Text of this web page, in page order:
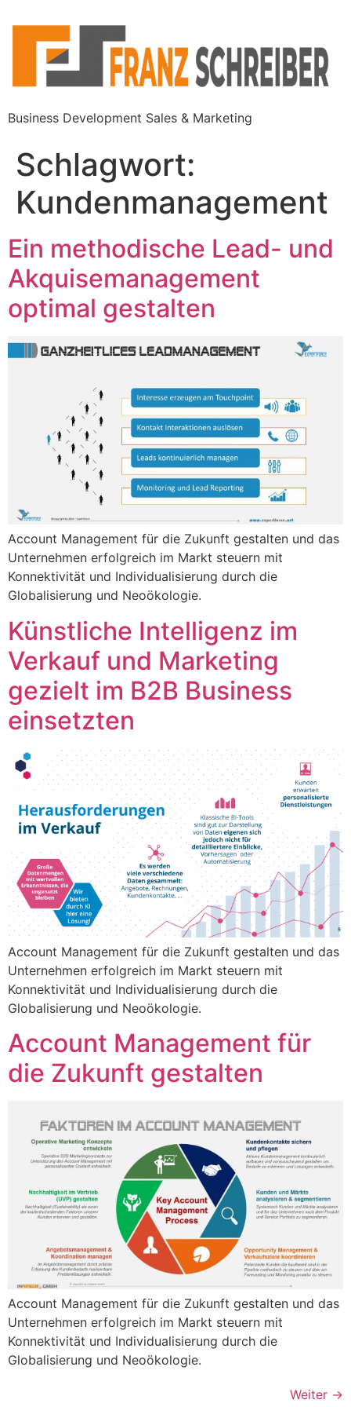
Business Development Sales & Marketing
Schlagwort:
Kundenmanagement
Ein methodische Lead- und
Akquisemanagement
optimal gestalten
Account Management für die Zukunft gestalten und das
Unternehmen erfolgreich im Markt steuern mit
Konnektivität und Individualisierung durch die
Globalisierung und Neoökologie.
Künstliche Intelligenz im
Verkauf und Marketing
gezielt im B2B Business
einsetzten
Account Management für die Zukunft gestalten und das
Unternehmen erfolgreich im Markt steuern mit
Konnektivität und Individualisierung durch die
Globalisierung und Neoökologie.
Account Management für
die Zukunft gestalten
Account Management für die Zukunft gestalten und das
Unternehmen erfolgreich im Markt steuern mit
Konnektivität und Individualisierung durch die
Globalisierung und Neoökologie.
Weiter →